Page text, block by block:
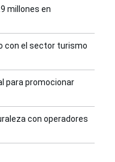
millones en
con el sector turismo
para promocionar
con operadores